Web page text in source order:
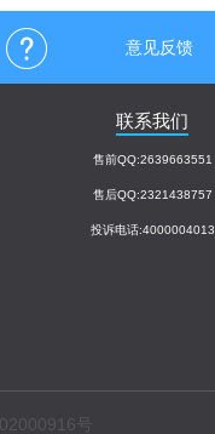
意见反馈
联系我们
售前QQ:2639663551
售后QQ:2321438757
投诉电话:4000004013
号